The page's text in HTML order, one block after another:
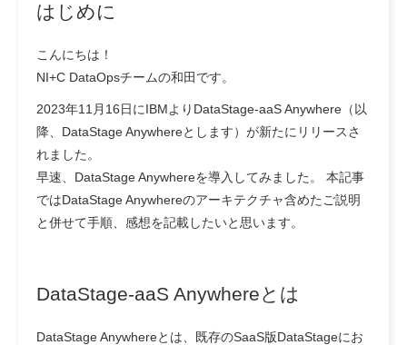
はじめに
こんにちは！
NI+C DataOpsチームの和田です。
2023年11月16日にIBMよりDataStage-aaS Anywhere（以
降、DataStage Anywhereとします）が新たにリリースさ
れました。
早速、DataStage Anywhereを導入してみました。 本記事
ではDataStage Anywhereのアーキテクチャ含めたご説明
と併せて手順、感想を記載したいと思います。
DataStage-aaS Anywhereとは
DataStage Anywhereとは、既存のSaaS版DataStageにお